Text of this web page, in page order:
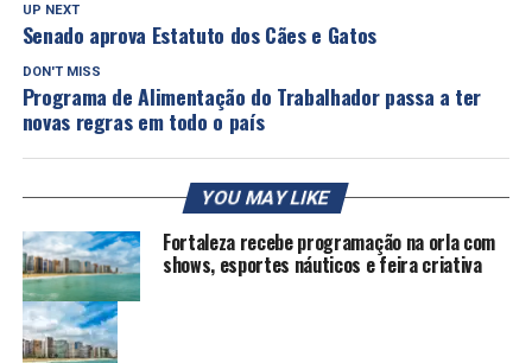
UP NEXT
Senado aprova Estatuto dos Cães e Gatos
DON'T MISS
Programa de Alimentação do Trabalhador passa a ter
novas regras em todo o país
YOU MAY LIKE
Fortaleza recebe programação na orla com
shows, esportes náuticos e feira criativa